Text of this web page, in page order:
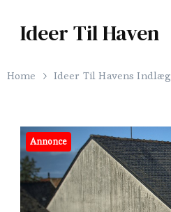
Ideer Til Haven
Home Ideer Til Havens Indlæg
Annonce